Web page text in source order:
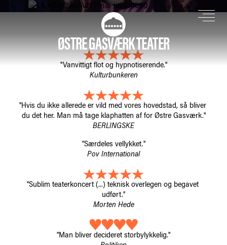
ØSTRE GASVÆRK TEATER
"Vanvittigt flot og hypnotiserende."
Kulturbunkeren
"Hvis du ikke allerede er vild med vores hovedstad, så bliver
du det her. Man må tage klaphatten af for Østre Gasværk."
BERLINGSKE
"Særdeles vellykket."
Pov International
"Sublim teaterkoncert (...) teknisk overlegen og begavet
udført."
Morten Hede
"Man bliver decideret storbylykkelig."